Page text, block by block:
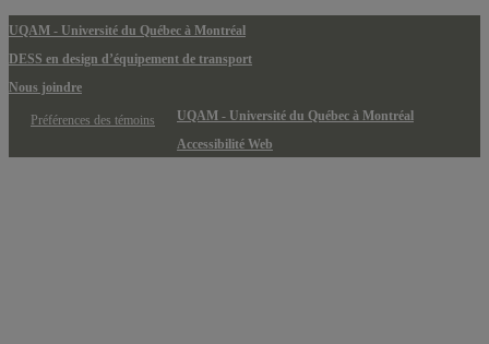
UQAM - Université du Québec à Montréal
DESS en design d’équipement de transport
Nous joindre
Préférences des témoins
UQAM - Université du Québec à Montréal
Accessibilité Web